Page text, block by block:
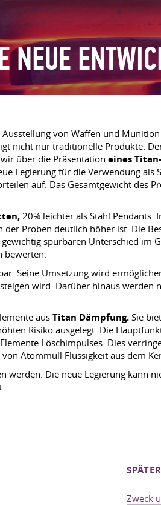
von Waffen und
nicht nur traditionelle Produkte.
über die Präsentation eines
Legierung für die Verwendung
auf. Das Gesamtgewicht des
20% leichter als Stahl Pendants.
Proben deutlich höher ist. Die
spürbaren Unterschied im
bewerten.
Seine Umsetzung wird
wird. Darüber hinaus
aus Titan Dämpfung. Sie
Risiko ausgelegt. Die
Löschimpulses. Dies
Atommüll Flüssigkeit aus dem
Die neue Legierung kann
SPÄTER
Zweck